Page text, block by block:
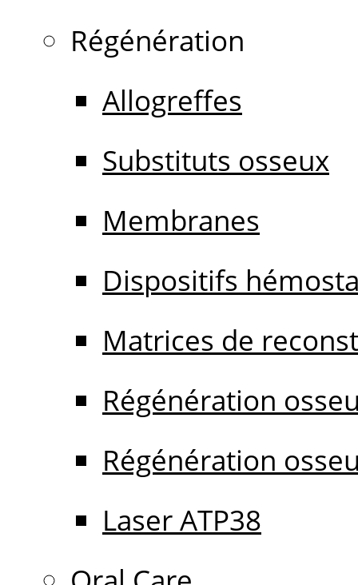
Régénération
Allogreffes
Substituts osseux
Membranes
Dispositifs
Matrices de
Régénération
Régénération
Laser ATP38